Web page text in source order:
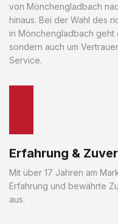
von Mönchengladbach
hinaus. Bei der Wahl des
in Mönchengladbach geht
sondern auch um
Service.
Erfahrung &
Mit über 17 Jahren am
Erfahrung und bewährte
aus.